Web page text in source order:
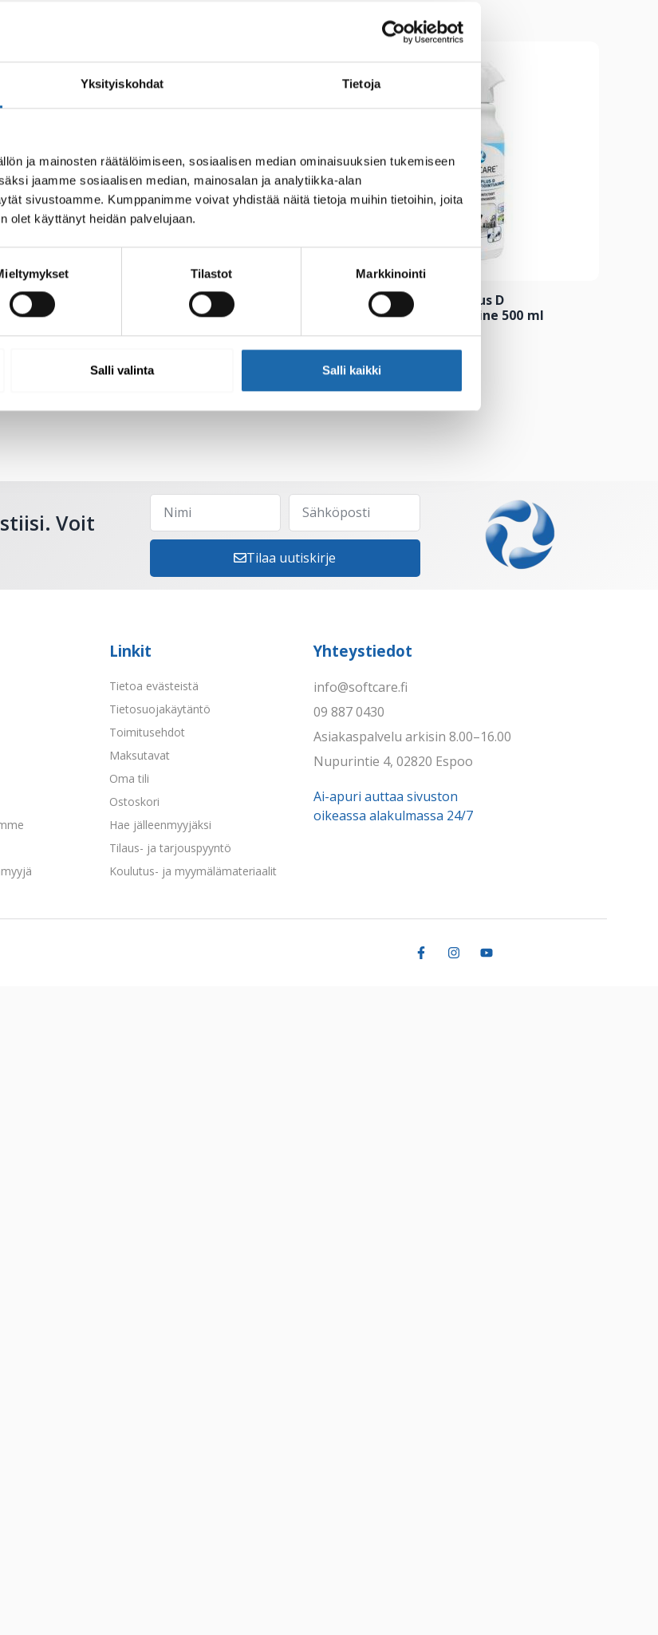
Yksityiskohdat Tietoja
ja mainosten räätälöimiseen, sosiaalisen median ominaisuuksien tukemiseen
jaamme sosiaalisen median, mainosalan ja analytiikka-alan
sivustoamme. Kumppanimme voivat yhdistää näitä tietoja muihin tietoihin, joita
olet käyttänyt heidän palvelujaan.
Tilastot Markkinointi
Salli valinta Salli kaikki
ja uima-
Softcare Homeenestoaine 500 ml
Lisää ostoskoriin
Softcare Teflex Plus D
Pintadesinfiointiaine 500 ml
Lisää ostoskoriin
Voit
Tilaa uutiskirje
Linkit
Tietoa evästeistä
Tietosuojakäytäntö
Toimitusehdot
Maksutavat
Oma tili
Ostoskori
Hae jälleenmyyjäksi
Tilaus- ja tarjouspyyntö
Koulutus- ja myymälämateriaalit
Yhteystiedot
info@softcare.fi
09 887 0430
Asiakaspalvelu arkisin 8.00–16.00
Nupurintie 4, 02820 Espoo
Ai-apuri auttaa sivuston
oikeassa alakulmassa 24/7